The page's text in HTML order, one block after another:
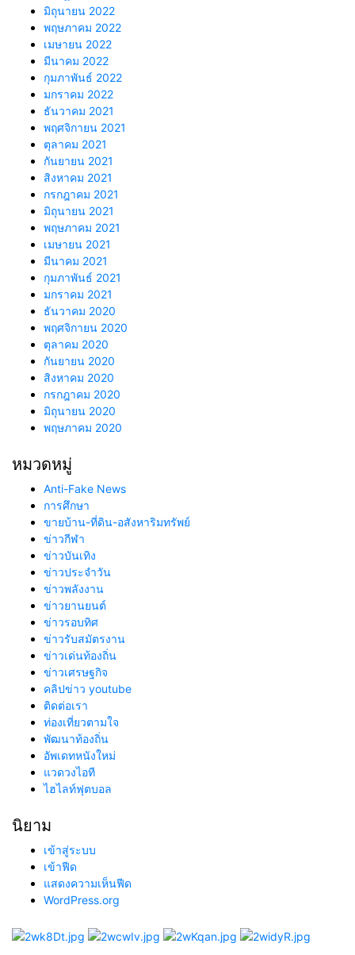
มิถุนายน 2022
พฤษภาคม 2022
เมษายน 2022
มีนาคม 2022
กุมภาพันธ์ 2022
มกราคม 2022
ธันวาคม 2021
พฤศจิกายน 2021
ตุลาคม 2021
กันยายน 2021
สิงหาคม 2021
กรกฎาคม 2021
มิถุนายน 2021
พฤษภาคม 2021
เมษายน 2021
มีนาคม 2021
กุมภาพันธ์ 2021
มกราคม 2021
ธันวาคม 2020
พฤศจิกายน 2020
ตุลาคม 2020
กันยายน 2020
สิงหาคม 2020
กรกฎาคม 2020
มิถุนายน 2020
พฤษภาคม 2020
หมวดหมู่
Anti-Fake News
การศึกษา
ขายบ้าน-ที่ดิน-อสังหาริมทรัพย์
ข่าวกีฬา
ข่าวบันเทิง
ข่าวประจำวัน
ข่าวพลังงาน
ข่าวยานยนต์
ข่าวรอบทิศ
ข่าวรับสมัตรงาน
ข่าวเด่นท้องถิ่น
ข่าวเศรษฐกิจ
คลิปข่าว youtube
ติดต่อเรา
ท่องเที่ยวตามใจ
พัฒนาท้องถิ่น
อัพเดทหนังใหม่
แวดวงไอที
ไฮไลท์ฟุตบอล
นิยาม
เข้าสู่ระบบ
เข้าฟีด
แสดงความเห็นฟีด
WordPress.org